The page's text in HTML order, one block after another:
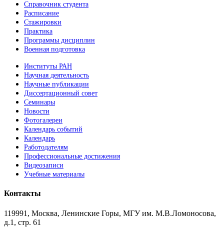
Справочник студента
Расписание
Стажировки
Практика
Программы дисциплин
Военная подготовка
Институты РАН
Научная деятельность
Научные публикации
Диссертационный совет
Семинары
Новости
Фотогалереи
Календарь событий
Календарь
Работодателям
Профессиональные достижения
Видеозаписи
Учебные материалы
Контакты
119991, Москва, Ленинские Горы, МГУ им. М.В.Ломоносова,
д.1, стр. 61